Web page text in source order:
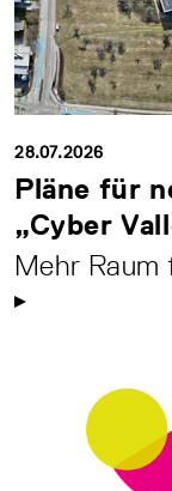
28.07.2026
Pläne für
„Cyber
Mehr Raum